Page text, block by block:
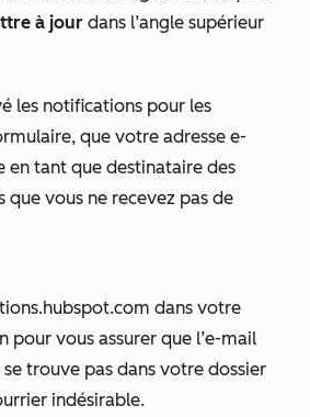
à jour dans l’angle supérieur
les notifications pour les
que votre adresse e-
en tant que destinataire des
que vous ne recevez pas de
dans votre
pour vous assurer que l’e-mail
trouve pas dans votre dossier
indésirable.